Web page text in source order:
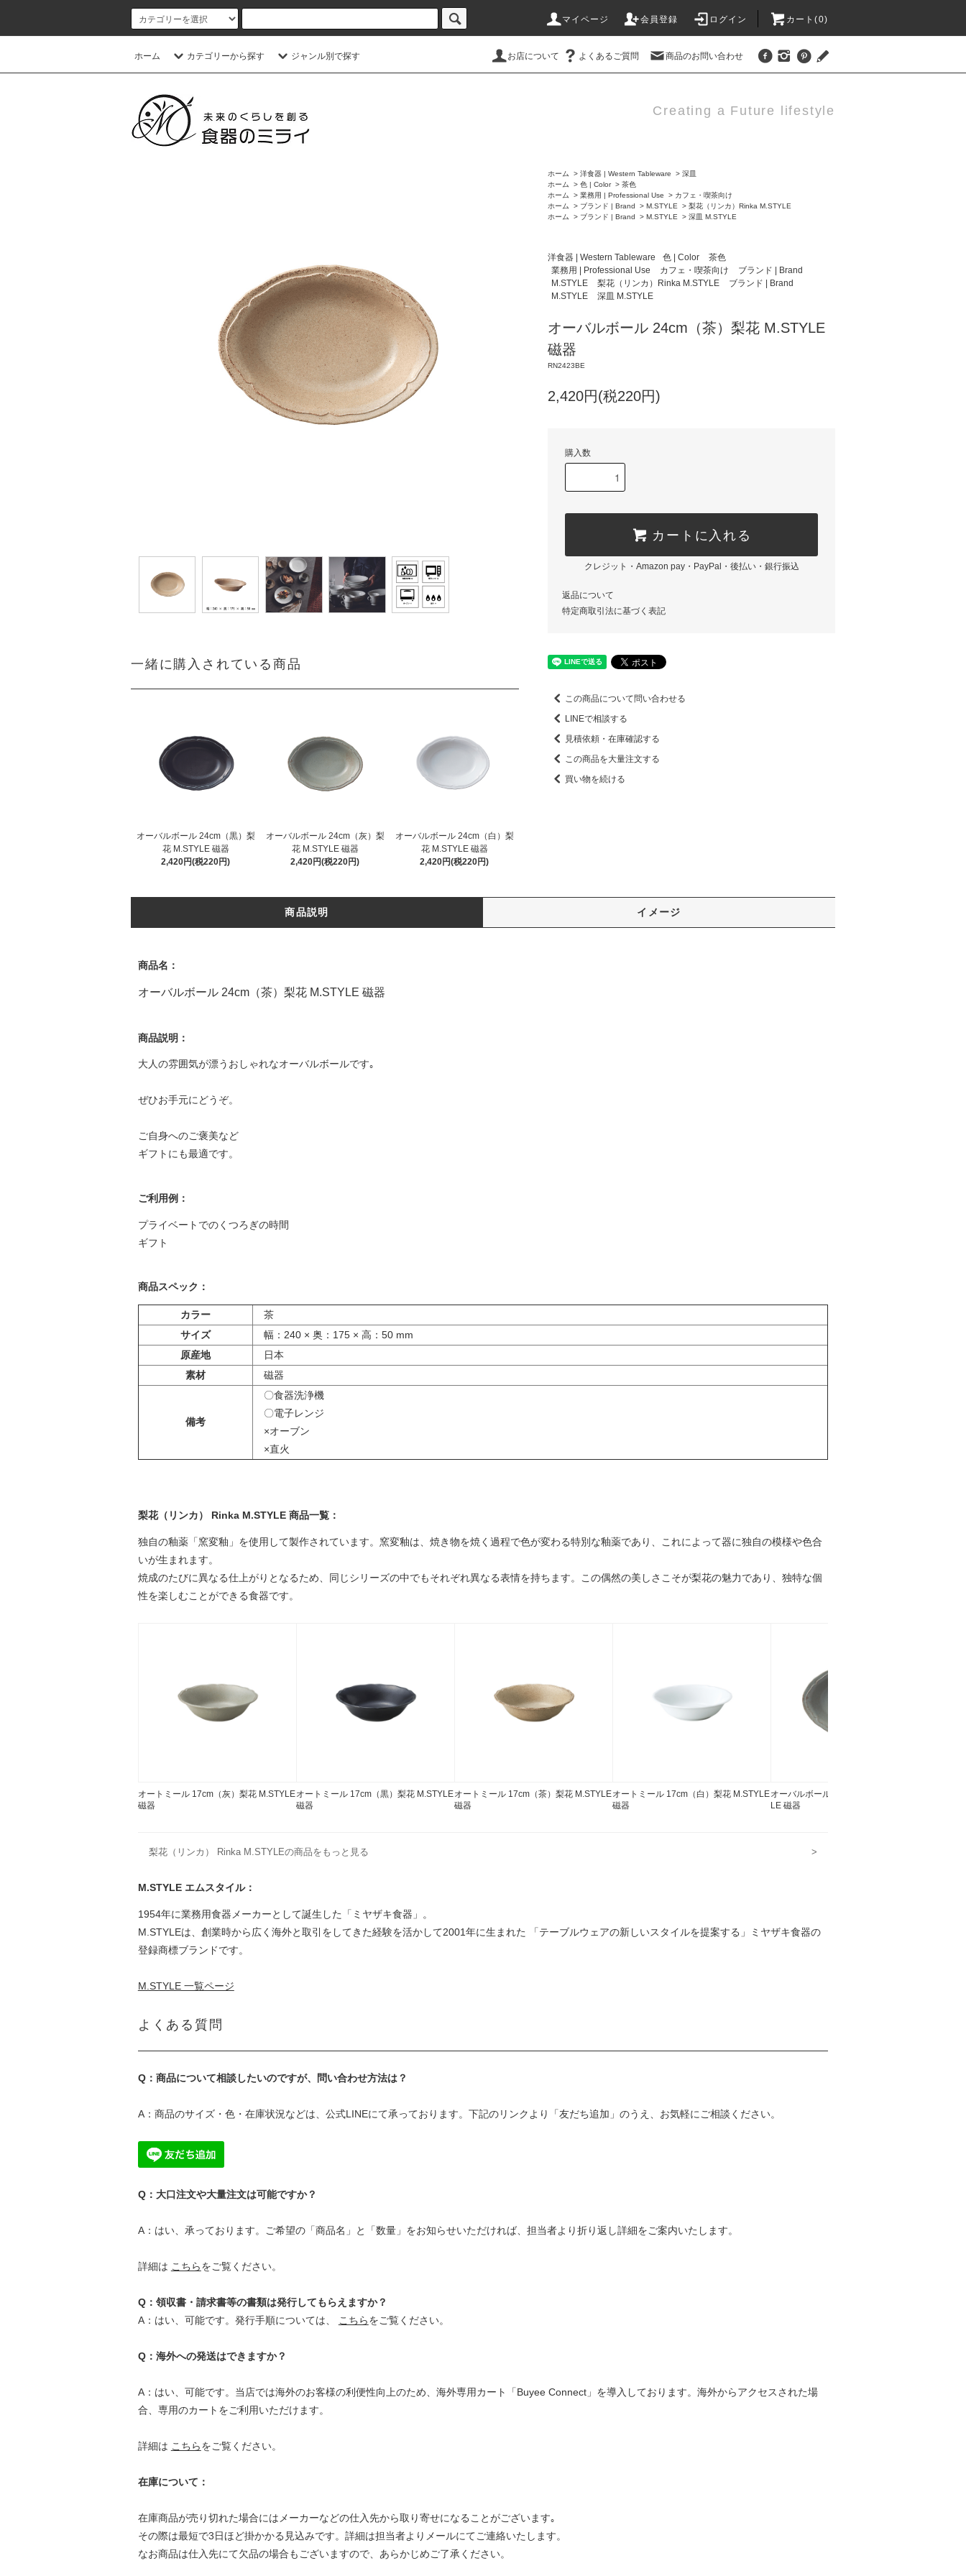
マイページ 会員登録 ログイン カート(0)
ホーム カテゴリーから探す ジャンル別で探す お店について よくあるご質問 商品のお問い合わせ
Creating a Future lifestyle
一緒に購入されている商品
オーバルボール 24cm（黒）梨
花 M.STYLE 磁器
2,420円(税220円)
オーバルボール 24cm（灰）梨
花 M.STYLE 磁器
2,420円(税220円)
オーバルボール 24cm（白）梨
花 M.STYLE 磁器
2,420円(税220円)
ホーム > 洋食器 | Western Tableware > 深皿
ホーム
> 色 | Color > 茶色
ホーム
> 業務用 | Professional Use > カフェ・喫茶向け
ホーム
> ブランド | Brand > M.STYLE > 梨花（リンカ）Rinka M.STYLE
ホーム
> ブランド | Brand > M.STYLE > 深皿 M.STYLE
洋食器 | Western Tableware 色 | Color
茶色
業務用 | Professional Use
カフェ・喫茶向け
ブランド | Brand
M.STYLE
梨花（リンカ）Rinka M.STYLE
ブランド | Brand
M.STYLE
深皿 M.STYLE
オーバルボール 24cm（茶）梨花 M.STYLE
磁器
RN2423BE
2,420円(税220円)
購入数
カートに入れる
クレジット・Amazon pay・PayPal・後払い・銀行振込
返品について
特定商取引法に基づく表記
この商品について問い合わせる
LINEで相談する
見積依頼・在庫確認する
この商品を大量注文する
買い物を続ける
商品説明 イメージ
商品名：
オーバルボール 24cm（茶）梨花 M.STYLE 磁器
商品説明：
大人の雰囲気が漂うおしゃれなオーバルボールです｡
ぜひお手元にどうぞ。
ご自身へのご褒美など
ギフトにも最適です。
ご利用例：
プライベートでのくつろぎの時間
ギフト
商品スペック：
カラー
茶
サイズ
幅：240 × 奥：175 × 高：50 mm
原産地
日本
素材
磁器
備考
〇食器洗浄機
〇電子レンジ
×オーブン
×直火
梨花（リンカ） Rinka M.STYLE 商品一覧：
独自の釉薬「窯変釉」を使用して製作されています。窯変釉は、焼き物を焼く過程で色が変わる特別な釉薬であり、これによって器に独自の模様や色合
いが生まれます。
焼成のたびに異なる仕上がりとなるため、同じシリーズの中でもそれぞれ異なる表情を持ちます。この偶然の美しさこそが梨花の魅力であり、独特な個
性を楽しむことができる食器です。
オートミール 17cm（灰）梨花 M.STYLE
磁器
オートミール 17cm（黒）梨花 M.STYLE
磁器
オートミール 17cm（茶）梨花 M.STYLE
磁器
オートミール 17cm（白）梨花 M.STYLE
磁器
オーバルボール 24cm（灰）梨花 M.STY
LE 磁器
梨花（リンカ） Rinka M.STYLEの商品をもっと見る >
M.STYLE エムスタイル：
1954年に業務用食器メーカーとして誕生した「ミヤザキ食器」。
M.STYLEは、創業時から広く海外と取引をしてきた経験を活かして2001年に生まれた 「テーブルウェアの新しいスタイルを提案する」ミヤザキ食器の
登録商標ブランドです。
M.STYLE 一覧ページ
よくある質問
Q：商品について相談したいのですが、問い合わせ方法は？
A：商品のサイズ・色・在庫状況などは、公式LINEにて承っております。下記のリンクより「友だち追加」のうえ、お気軽にご相談ください。
Q：大口注文や大量注文は可能ですか？
A：はい、承っております。ご希望の「商品名」と「数量」をお知らせいただければ、担当者より折り返し詳細をご案内いたします。
詳細は こちらをご覧ください。
Q：領収書・請求書等の書類は発行してもらえますか？
A：はい、可能です。発行手順については、
こちらをご覧ください。
Q：海外への発送はできますか？
A：はい、可能です。当店では海外のお客様の利便性向上のため、海外専用カート「Buyee Connect」を導入しております。海外からアクセスされた場
合、専用のカートをご利用いただけます。
詳細は こちらをご覧ください。
在庫について：
在庫商品が売り切れた場合にはメーカーなどの仕入先から取り寄せになることがございます｡
その際は最短で3日ほど掛かかる見込みです。詳細は担当者よりメールにてご連絡いたします。
なお商品は仕入先にて欠品の場合もございますので、あらかじめご了承ください。